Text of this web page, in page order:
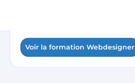
Voir la formation Webdesigner